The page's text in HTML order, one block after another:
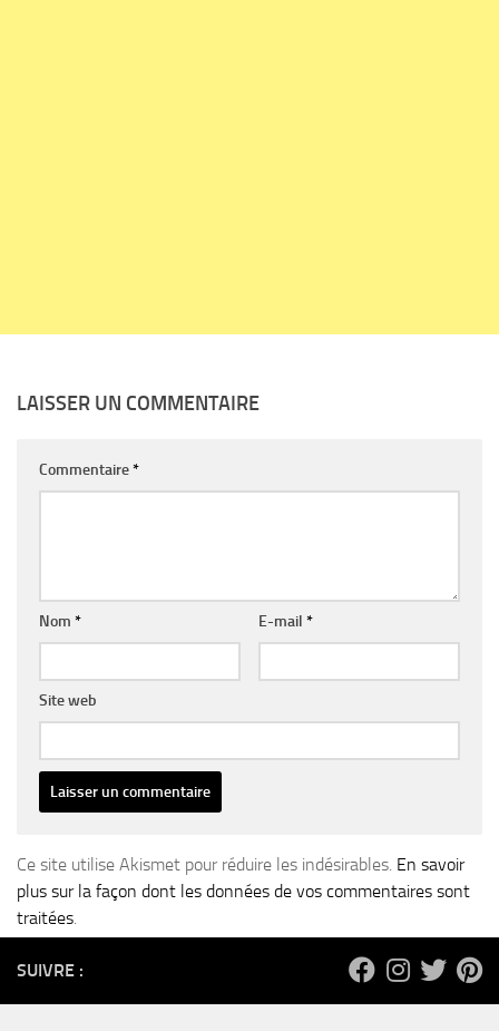
LAISSER UN COMMENTAIRE
Commentaire*
Nom * E-mail *
Site web
Ce site utilise Akismet pour réduire les indésirables. En savoir
plus sur la façon dont les données de vos commentaires sont
traitées.
SUIVRE :